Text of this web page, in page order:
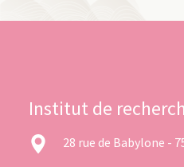
Institut de
28 rue de Babylone -